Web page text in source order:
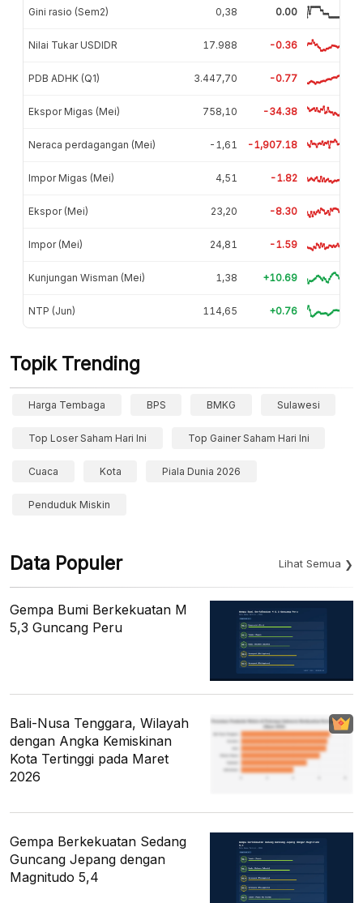
Gini rasio (Sem2) 0,38 0.00
Nilai Tukar USDIDR 17.988 -0.36
PDB ADHK (Q1) 3.447,70 -0.77
Ekspor Migas (Mei) 758,10 -34.38
Neraca perdagangan (Mei) -1,61 -1,907.18
Impor Migas (Mei) 4,51 -1.82
Ekspor (Mei) 23,20 -8.30
Impor (Mei) 24,81 -1.59
Kunjungan Wisman (Mei) 1,38 +10.69
NTP (Jun) 114,65 +0.76
Topik Trending
Harga Tembaga BPS BMKG Sulawesi
Top Loser Saham Hari Ini Top Gainer Saham Hari Ini
Cuaca Kota Piala Dunia 2026
Penduduk Miskin
Data Populer Lihat Semua
Gempa Bumi Berkekuatan M
5,3 Guncang Peru
Bali-Nusa Tenggara, Wilayah
dengan Angka Kemiskinan
Kota Tertinggi pada Maret
2026
Gempa Berkekuatan Sedang
Guncang Jepang dengan
Magnitudo 5,4